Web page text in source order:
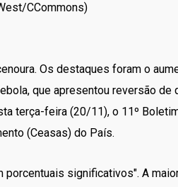
CCommons)
Os destaques foram o
que apresentou reversão de
terça-feira (20/11), o 11º
(Ceasas) do País.
significativos". A